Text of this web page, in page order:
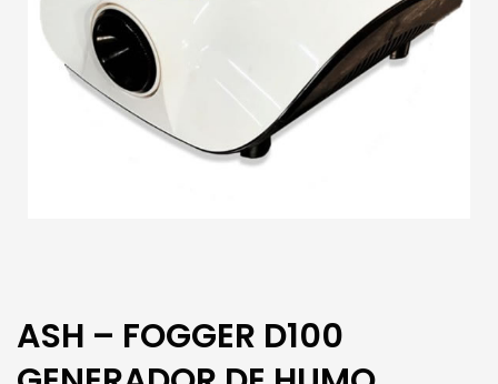
ASH – FOGGER D100